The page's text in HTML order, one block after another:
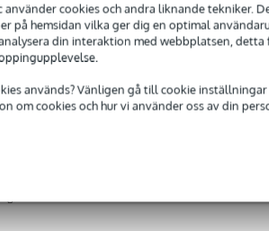
använder cookies och andra liknande tekniker.
på hemsidan vilka ger dig en optimal
din interaktion med webbplatsen,
används? Vänligen gå till cookie
om cookies och hur vi använder oss av din